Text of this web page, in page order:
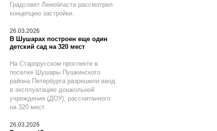
Градсовет Ленобласти рассмотрел
концепцию застройки.
26.03.2026
В Шушарах построен еще один
детский сад на 320 мест
На Старорусском проспекте в
поселке Шушары Пушкинского
района Петербурга разрешили ввод
в эксплуатацию дошкольной
учреждения (ДОУ), рассчитанного
на 320 мест.
26.03.2026